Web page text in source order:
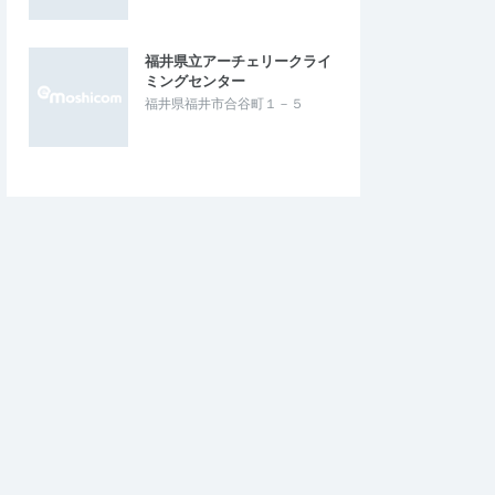
福井県立アーチェリークライ
ミングセンター
福井県福井市合谷町１－５